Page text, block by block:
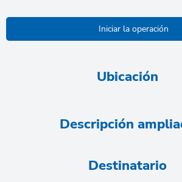
Ubicación
Descripción
Destinatario